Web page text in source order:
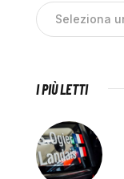
I PIÙ LETTI